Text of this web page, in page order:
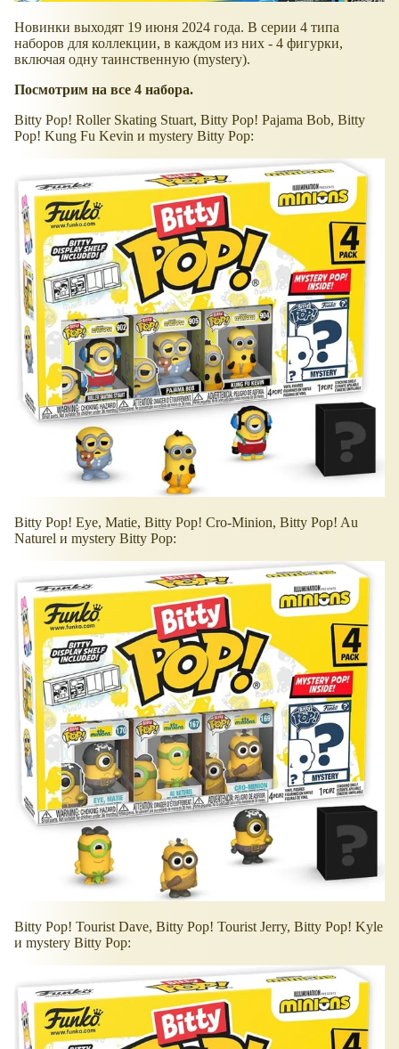
Новинки выходят 19 июня 2024 года. В серии 4 типа
наборов для коллекции, в каждом из них - 4 фигурки,
включая одну таинственную (mystery).
Посмотрим на все 4 набора.
Bitty Pop! Roller Skating Stuart, Bitty Pop! Pajama Bob, Bitty
Pop! Kung Fu Kevin и mystery Bitty Pop:
Bitty Pop! Eye, Matie, Bitty Pop! Cro-Minion, Bitty Pop! Au
Naturel и mystery Bitty Pop:
Bitty Pop! Tourist Dave, Bitty Pop! Tourist Jerry, Bitty Pop! Kyle
и mystery Bitty Pop: